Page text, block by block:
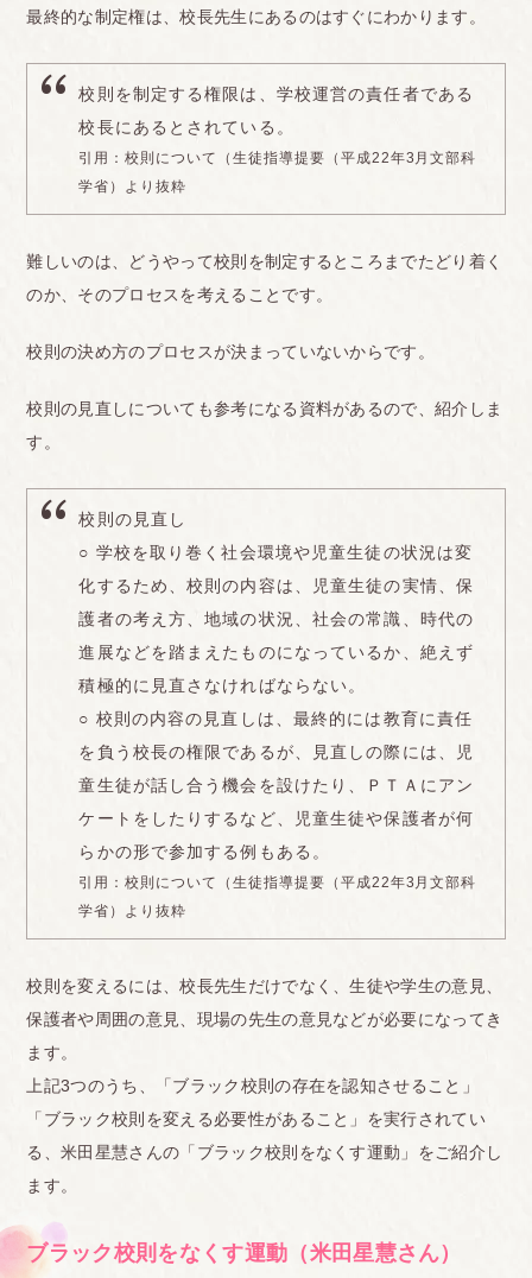
■群馬
慎処分にならないのに、文化祭の前々日の準備の日
に謹慎処分 にされました。
検査のときに先生5、6人に囲まれて無理やり髪の毛
を触ら れ、その場で髪の毛を切られたそうです。
別の後輩→女の子の後輩なんですが、ピアスがバレ
耳を毎回触 られて確認されることが嫌だと言ってま
した。
同級生の友達→元々地毛が明るい子だったのです
が、1年生の夏休みに1回だけ染めたことがあって、
髪の毛は完 全に生え変わったのに、3年になった今
も頭髪検査の度に黒染めさせられています。
同じような内容が他の子でもたくさんあります。
自分がピアスの違反の反省文を書かされた時に「大
人の古い固定概念を今の高校生に押し付けないでほ
しい」という ような内容を書いた時は、反省文を新
しく書き直すまで2、3時間ほど、狭い部屋に閉じ込
められるようなこともあ りました。
■埼玉
・前髪は眉の上(かかったら駄目) ・横は耳にかかっ
たら駄目
・ツーブロック禁止 ・襟足は学ランの詰襟にかかっ
たら駄目 ・もみあげは耳の穴の中心より上 ・基本
・整髪料禁止 ・ドライヤーで形作るの禁止(例:前髪
体験談としては、私は横の髪が頭皮に対して垂直に
最終的な制定権は、校長先生にあるのはすぐにわかります。
校則を制定する権限は、学校運営の責任者である
校長にあるとされている。
引用：校則について（生徒指導提要（平成22年3月文部科
学省）より抜粋
難しいのは、どうやって校則を制定するところまでたどり着く
のか、そのプロセスを考えることです。
校則の決め方のプロセスが決まっていないからです。
校則の見直しについても参考になる資料があるので、紹介しま
す。
校則の見直し
○ 学校を取り巻く社会環境や児童生徒の状況は変
化するため、校則の内容は、児童生徒の実情、保
護者の考え方、地域の状況、社会の常識、時代の
進展などを踏まえたものになっているか、絶えず
積極的に見直さなければならない。
○ 校則の内容の見直しは、最終的には教育に責任
を負う校長の権限であるが、見直しの際には、児
童生徒が話し合う機会を設けたり、ＰＴＡにアン
ケートをしたりするなど、児童生徒や保護者が何
らかの形で参加する例もある。
引用：校則について（生徒指導提要（平成22年3月文部科
学省）より抜粋
校則を変えるには、校長先生だけでなく、生徒や学生の意見、
保護者や周囲の意見、現場の先生の意見などが必要になってき
ます。
上記3つのうち、「ブラック校則の存在を認知させること」
「ブラック校則を変える必要性があること」を実行されてい
る、米田星慧さんの「ブラック校則をなくす運動」をご紹介し
ます。
ブラック校則をなくす運動（米田星慧さん）